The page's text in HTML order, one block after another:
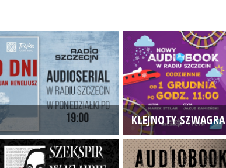
KLEJNOTY SZWAGRA